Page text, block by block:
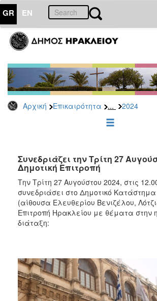
GR EN
Αρχική Επικαιρότητα ... 2024
ΕΠΙΚΑΙΡΟΤΗΤΑ
Τύπου
Αρχείο
2026
2025
2022
2021
2020
2019
2018
2015
2013
2012
Συνεδριάζει την Τρίτη 27
Δημοτική Επιτροπή
Την Τρίτη 27 Αυγούστου 2024, στις
συνεδριάσει στο Δημοτικό
(αίθουσα Ελευθερίου Βενιζέλου,
Επιτροπή Ηρακλείου με θέματα στην
διάταξη: